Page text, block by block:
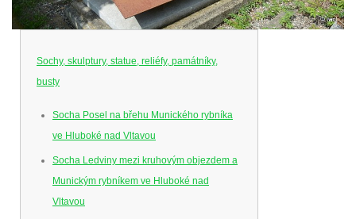
Sochy, skulptury, statue, reliéfy, památníky,
busty
Socha Posel na břehu Munického rybníka
ve Hluboké nad Vltavou
Socha Ledviny mezi kruhovým objezdem a
Munickým rybníkem ve Hluboké nad
Vltavou